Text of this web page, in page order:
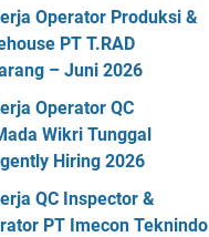
Operator Produksi &
PT T.RAD
– Juni 2026
Operator QC
Wikri Tunggal
Hiring 2026
QC Inspector &
PT Imecon Teknindo